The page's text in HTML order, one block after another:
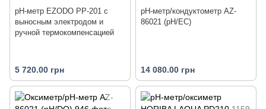
рН-метр EZODO PP-201 с
выносным электродом и
ручной термокомпенсацией
5 720.00 грн
pH-метр/кондуктометр AZ-
86021 (pH/EC)
14 080.00 грн